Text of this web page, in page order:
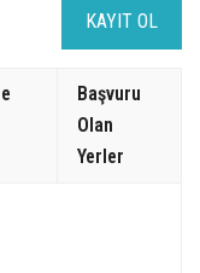
KAYIT OL
Başvuru
Olan
Yerler